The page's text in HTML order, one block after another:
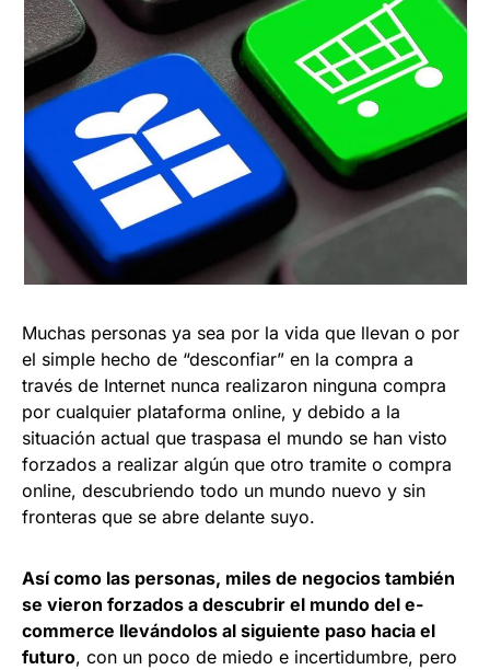
Muchas personas ya sea por la vida que llevan o por
el simple hecho de “desconfiar” en la compra a
través de Internet nunca realizaron ninguna compra
por cualquier plataforma online, y debido a la
situación actual que traspasa el mundo se han visto
forzados a realizar algún que otro tramite o compra
online, descubriendo todo un mundo nuevo y sin
fronteras que se abre delante suyo.
Así como las personas, miles de negocios también
se vieron forzados a descubrir el mundo del e-
commerce llevándolos al siguiente paso hacia el
futuro, con un poco de miedo e incertidumbre, pero